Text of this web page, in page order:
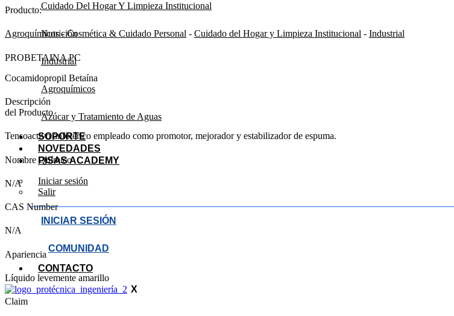
Cuidado Del Hogar Y Limpieza Institucional
Nutrición
Industrial
Agroquímicos
Azúcar y Tratamiento de Aguas
SOPORTE
NOVEDADES
PISAS ACADEMY
Iniciar sesión
Salir
INICIAR SESIÓN
COMUNIDAD
CONTACTO
X
Producto:
Agroquímicos-Cosmética & Cuidado Personal - Cuidado del Hogar y Limpieza Institucional - Industrial
PROBETAINA PC
Cocamidopropil Betaína
Descripción
del Producto
Tensoactivo anfotérico empleado como promotor, mejorador y estabilizador de espuma.
Nombre Químico
N/A
CAS Number
N/A
Apariencia
Líquido levemente amarillo
Claim